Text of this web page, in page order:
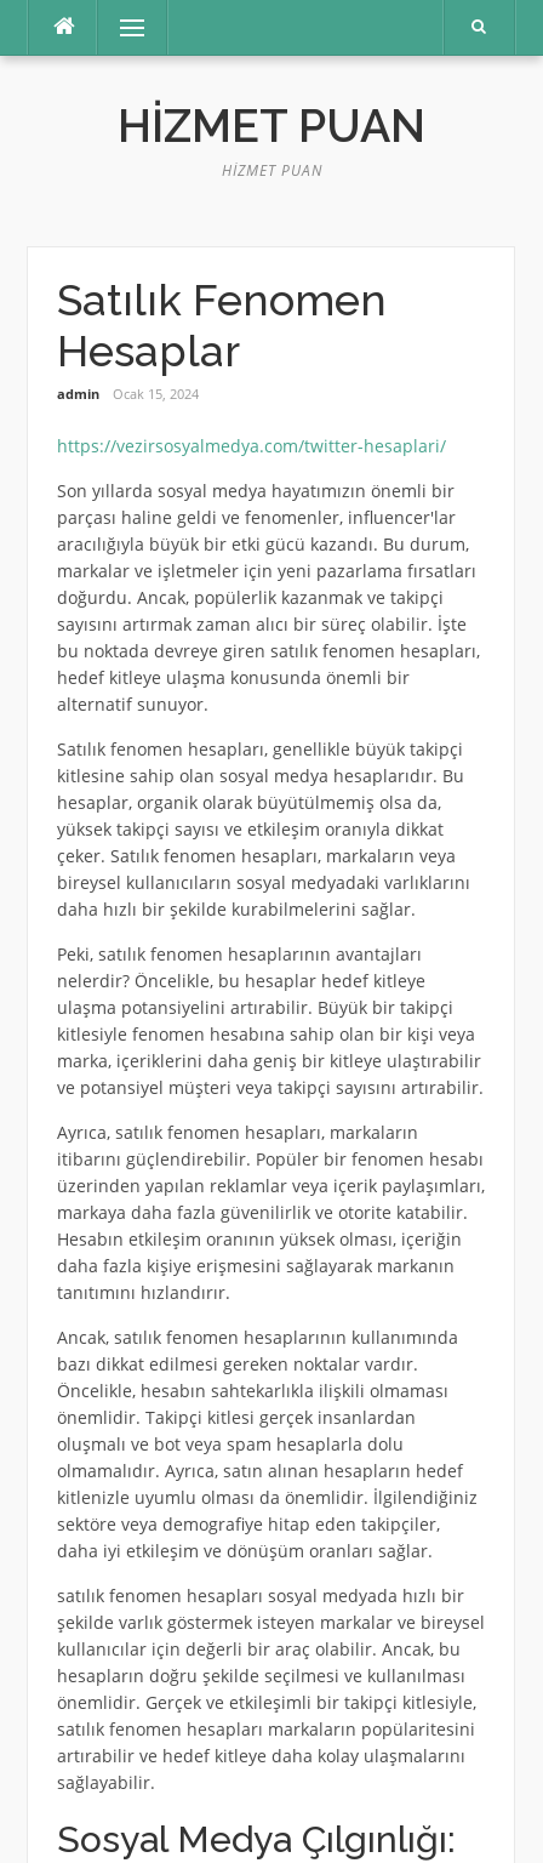
Menü
HIZMET PUAN
HIZMET PUAN
Satılık Fenomen
Hesaplar
admin Ocak 15, 2024
https://vezirsosyalmedya.com/twitter-hesaplari/
Son yıllarda sosyal medya hayatımızın önemli bir
parçası haline geldi ve fenomenler, influencer'lar
aracılığıyla büyük bir etki gücü kazandı. Bu durum,
markalar ve işletmeler için yeni pazarlama fırsatları
doğurdu. Ancak, popülerlik kazanmak ve takipçi
sayısını artırmak zaman alıcı bir süreç olabilir. İşte
bu noktada devreye giren satılık fenomen hesapları,
hedef kitleye ulaşma konusunda önemli bir
alternatif sunuyor.
Satılık fenomen hesapları, genellikle büyük takipçi
kitlesine sahip olan sosyal medya hesaplarıdır. Bu
hesaplar, organik olarak büyütülmemiş olsa da,
yüksek takipçi sayısı ve etkileşim oranıyla dikkat
çeker. Satılık fenomen hesapları, markaların veya
bireysel kullanıcıların sosyal medyadaki varlıklarını
daha hızlı bir şekilde kurabilmelerini sağlar.
Peki, satılık fenomen hesaplarının avantajları
nelerdir? Öncelikle, bu hesaplar hedef kitleye
ulaşma potansiyelini artırabilir. Büyük bir takipçi
kitlesiyle fenomen hesabına sahip olan bir kişi veya
marka, içeriklerini daha geniş bir kitleye ulaştırabilir
ve potansiyel müşteri veya takipçi sayısını artırabilir.
Ayrıca, satılık fenomen hesapları, markaların
itibarını güçlendirebilir. Popüler bir fenomen hesabı
üzerinden yapılan reklamlar veya içerik paylaşımları,
markaya daha fazla güvenilirlik ve otorite katabilir.
Hesabın etkileşim oranının yüksek olması, içeriğin
daha fazla kişiye erişmesini sağlayarak markanın
tanıtımını hızlandırır.
Ancak, satılık fenomen hesaplarının kullanımında
bazı dikkat edilmesi gereken noktalar vardır.
Öncelikle, hesabın sahtekarlıkla ilişkili olmaması
önemlidir. Takipçi kitlesi gerçek insanlardan
oluşmalı ve bot veya spam hesaplarla dolu
olmamalıdır. Ayrıca, satın alınan hesapların hedef
kitlenizle uyumlu olması da önemlidir. İlgilendiğiniz
sektöre veya demografiye hitap eden takipçiler,
daha iyi etkileşim ve dönüşüm oranları sağlar.
satılık fenomen hesapları sosyal medyada hızlı bir
şekilde varlık göstermek isteyen markalar ve bireysel
kullanıcılar için değerli bir araç olabilir. Ancak, bu
hesapların doğru şekilde seçilmesi ve kullanılması
önemlidir. Gerçek ve etkileşimli bir takipçi kitlesiyle,
satılık fenomen hesapları markaların popülaritesini
artırabilir ve hedef kitleye daha kolay ulaşmalarını
sağlayabilir.
Sosyal Medya Çılgınlığı: